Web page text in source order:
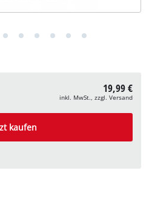
19,99 €
inkl. MwSt., zzgl. Versand
kaufen